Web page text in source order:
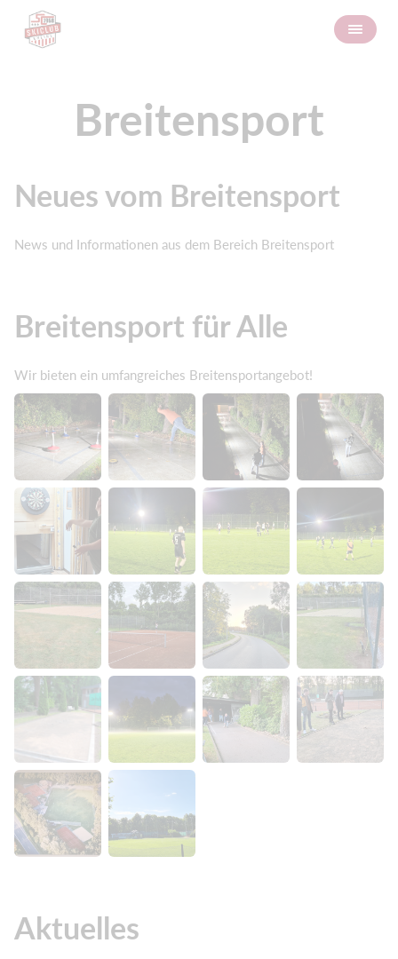
Breitensport
Neues vom Breitensport
News und Informationen aus dem Bereich Breitensport
Breitensport für Alle
Wir bieten ein umfangreiches Breitensportangebot!
Aktuelles